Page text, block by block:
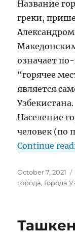
Название
греки,
Александром
означает
“горячее
является
Узбекистана.
Население
человек (по
Continue
Posted
on
October 7, 2021
города, Города